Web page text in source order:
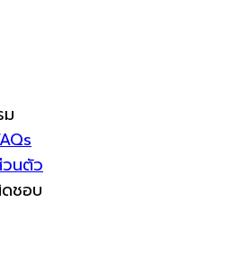
ม
วนตัว
ชอบ